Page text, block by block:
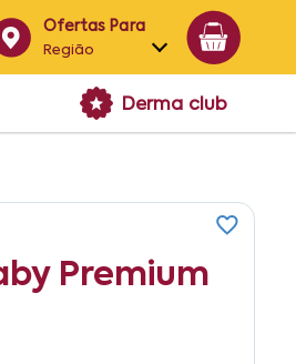
Ofertas Para
Região
Alagoas
Derma club
Premium